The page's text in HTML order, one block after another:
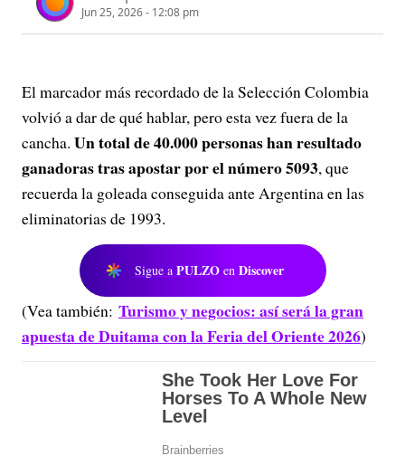
Jun 25, 2026 - 12:08 pm
El marcador más recordado de la Selección Colombia
volvió a dar de qué hablar, pero esta vez fuera de la
cancha. Un total de 40.000 personas han resultado
ganadoras tras apostar por el número 5093, que
recuerda la goleada conseguida ante Argentina en las
eliminatorias de 1993.
Sigue a PULZO en Discover
(Vea también: Turismo y negocios: así será la gran
apuesta de Duitama con la Feria del Oriente 2026)